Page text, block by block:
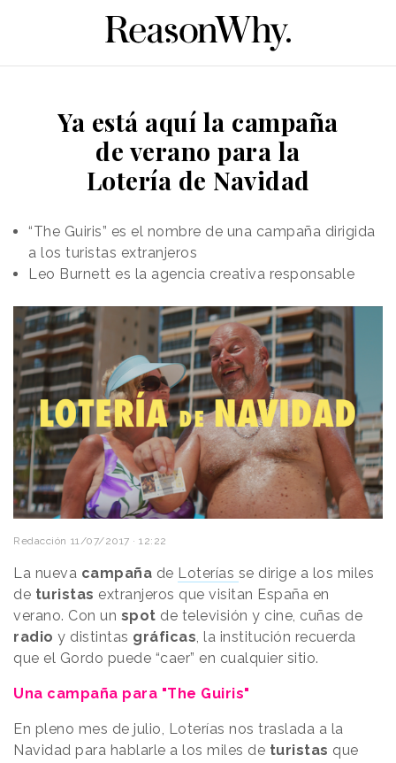
Ya está aquí la campaña
de verano para la
Lotería de Navidad
“The Guiris” es el nombre de una campaña dirigida
a los turistas extranjeros
Leo Burnett es la agencia creativa responsable
Redacción 11/07/2017 · 12:22
La nueva campaña de Loterías se dirige a los miles
de turistas extranjeros que visitan España en
verano. Con un spot de televisión y cine, cuñas de
radio y distintas gráficas, la institución recuerda
que el Gordo puede “caer” en cualquier sitio.
Una campaña para "The Guiris"
En pleno mes de julio, Loterías nos traslada a la
Navidad para hablarle a los miles de turistas que